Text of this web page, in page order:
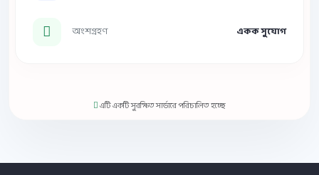
অংশগ্রহণ একক সুযোগ
এটি একটি সুরক্ষিত সার্ভারে পরিচালিত হচ্ছে